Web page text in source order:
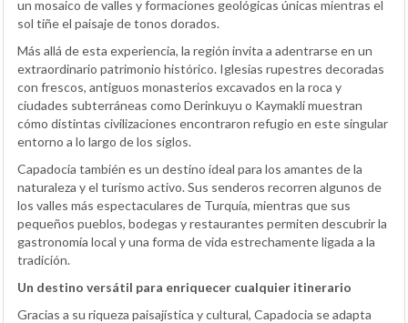
un mosaico de valles y formaciones geológicas únicas mientras el
sol tiñe el paisaje de tonos dorados.
Más allá de esta experiencia, la región invita a adentrarse en un
extraordinario patrimonio histórico. Iglesias rupestres decoradas
con frescos, antiguos monasterios excavados en la roca y
ciudades subterráneas como Derinkuyu o Kaymakli muestran
cómo distintas civilizaciones encontraron refugio en este singular
entorno a lo largo de los siglos.
Capadocia también es un destino ideal para los amantes de la
naturaleza y el turismo activo. Sus senderos recorren algunos de
los valles más espectaculares de Turquía, mientras que sus
pequeños pueblos, bodegas y restaurantes permiten descubrir la
gastronomía local y una forma de vida estrechamente ligada a la
tradición.
Un destino versátil para enriquecer cualquier itinerario
Gracias a su riqueza paisajística y cultural, Capadocia se adapta